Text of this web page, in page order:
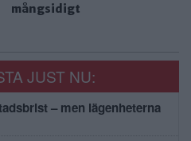
mångsidigt
JUST NU:
– men lägenheterna